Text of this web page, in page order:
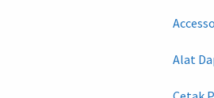
Alat